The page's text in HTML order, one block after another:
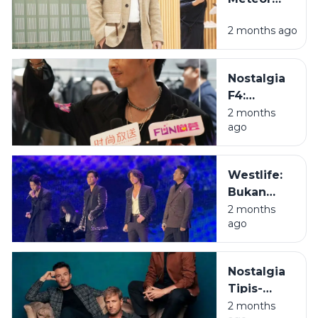
Cerita di Balik
Terbentuknya
Pernah
Mengacak-
acak Hati Kita
2 months ago
Nostalgia
F4:
Menelusuri
Jejak Para
Pangeran
Garden
yang Kini
Sudah
Senior
2 months
ago
Westlife:
Bukan
Sekadar
Modal
Kursi Bar
Tampan,
Ini Sisi
Lain yang
2 months
ago
Nostalgia
Tipis-
Tipis:
2 months